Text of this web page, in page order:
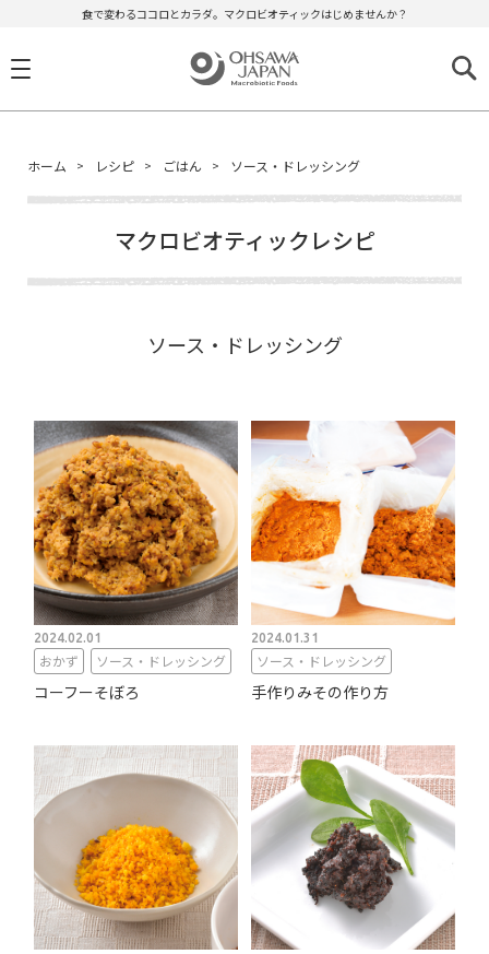
食で変わるココロとカラダ。マクロビオティックはじめませんか？
ホーム レシピ ごはん ソース・ドレッシング
マクロビオティックレシピ
ソース・ドレッシング
2024.02.01
おかず ソース・ドレッシング
コーフーそぼろ
2024.01.31
ソース・ドレッシング
手作りみその作り方